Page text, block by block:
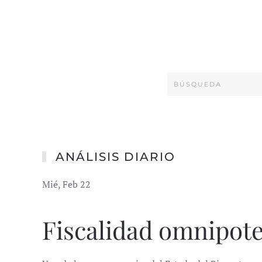
ANÁLISIS DIARIO
Mié, Feb 22
Fiscalidad